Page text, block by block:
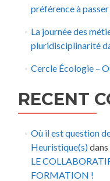
préférence à
La journée des
pluridisciplinarité
Cercle Écologie –
RECENT
Où il est question
Heuristique(s)dans
LE
FORMATION !